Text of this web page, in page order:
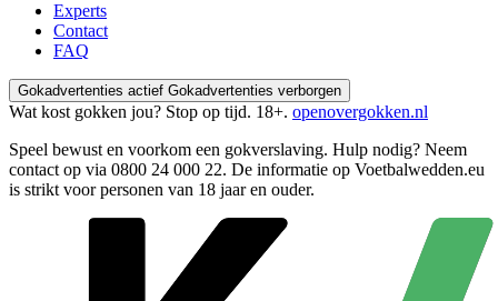
Experts
Contact
FAQ
Gokadvertenties actief Gokadvertenties verborgen
Wat kost gokken jou? Stop op tijd. 18+. openovergokken.nl
Speel bewust en voorkom een gokverslaving. Hulp nodig? Neem
contact op via 0800 24 000 22. De informatie op Voetbalwedden.eu
is strikt voor personen van 18 jaar en ouder.